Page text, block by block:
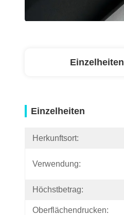
Einzelheiten
Einzelheiten
Herkunftsort:
Verwendung:
Höchstbetrag:
Oberflächendrucken: